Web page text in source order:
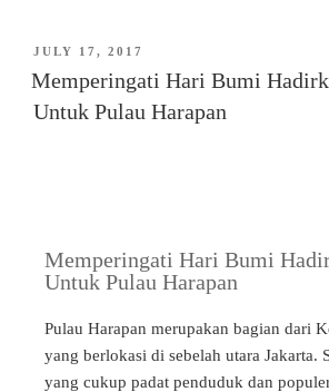
JULY 17, 2017
Memperingati Hari Bumi
Untuk Pulau Harapan
Memperingati Hari Bumi
Untuk Pulau Harapan
Pulau Harapan merupakan bagian dari
yang berlokasi di sebelah utara Jakarta.
yang cukup padat penduduk dan